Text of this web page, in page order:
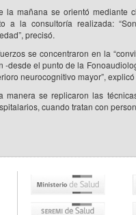
la mañana se orientó mediante
a la consultoría realizada:
precisó.
se concentraron en la
-desde el punto de la
neurocognitivo mayor”,
manera se replicaron las
cuando tratan con